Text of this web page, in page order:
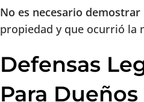
No es necesario demostrar
propiedad y que ocurrió la
Defensas
Para